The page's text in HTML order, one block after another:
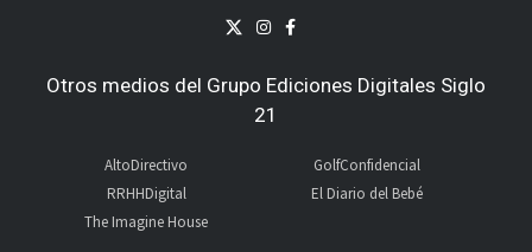
Otros medios del Grupo Ediciones Digitales Siglo
21
AltoDirectivo
RRHHDigital
The Imagine House
GolfConfidencial
El Diario del Bebé